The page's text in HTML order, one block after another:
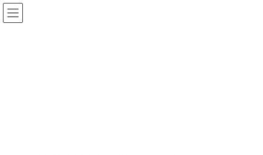
コ
ン
ナ
ビ